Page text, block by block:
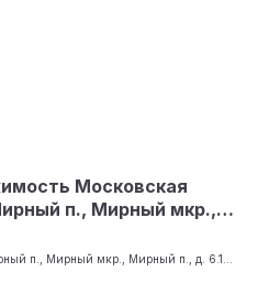
Московская
п., Мирный мкр.,
п., Мирный мкр., Мирный п., д. 6.1